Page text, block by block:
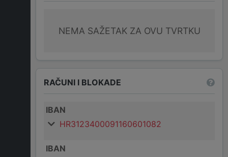
NEMA SAŽETAK ZA OVU TVRTKU
RAČUNI I BLOKADE
IBAN
HR3123400091160601082
IBAN